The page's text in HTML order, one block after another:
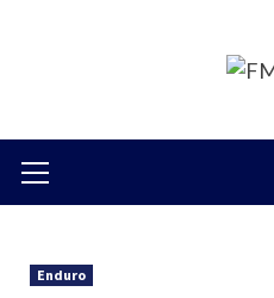
primario
Enduro